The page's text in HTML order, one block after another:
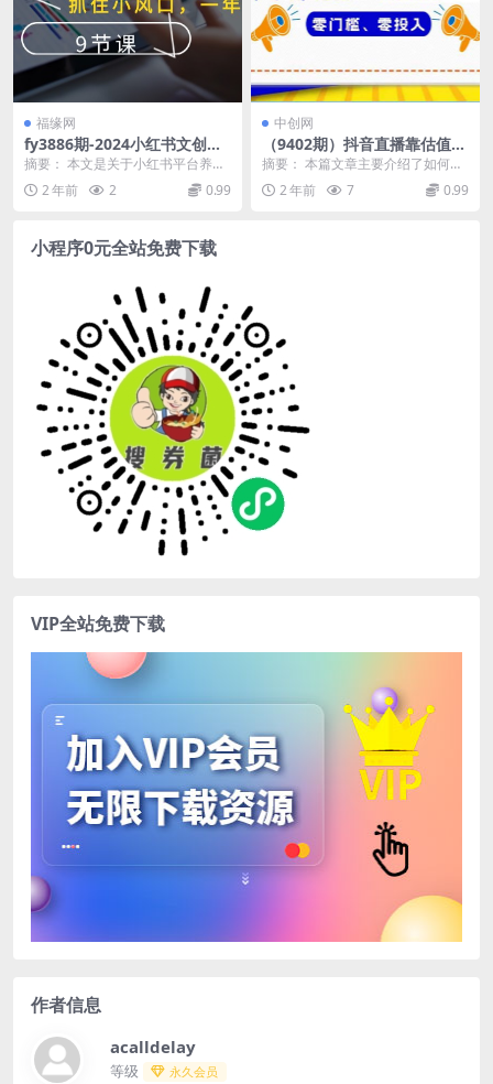
福缘网
fy3886期-2024小红书文创：
教你小红书养号和开店、抓住
小风口 一年一百万 (9节课)
摘要： 本文是关于小红书平台养号
和开店的教程，旨在帮助用户抓住
小风口，实现一年内...
2 年前 2 0.99
中创网
（9402期）抖音直播靠估值半
小时1000+详细教学零门槛零
投入
摘要： 本篇文章主要介绍了如何在
抖音直播中通过估值半小时内赚取1
000+的详细教...
2 年前 7 0.99
小程序0元全站免费下载
VIP全站免费下载
作者信息
acalldelay
等级 永久会员